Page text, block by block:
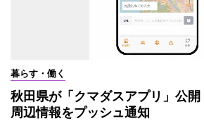
暮らす・働く
秋田県が「クマダスアプリ」公
周辺情報をプッシュ通知